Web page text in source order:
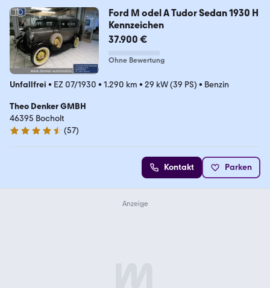
Ford M odel A Tudor Sedan 1930 H
Kennzeichen
37.900 €
Ohne Bewertung
Unfallfrei • EZ 07/1930 • 1.290 km • 29 kW (39 PS) • Benzin
Theo Denker GMBH
46395 Bocholt
4.4 Sterne
(57)
Kontakt Parken